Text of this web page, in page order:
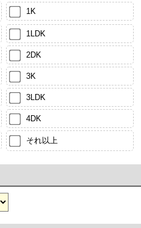
1K
1LDK
2DK
3K
3LDK
4DK
それ以上